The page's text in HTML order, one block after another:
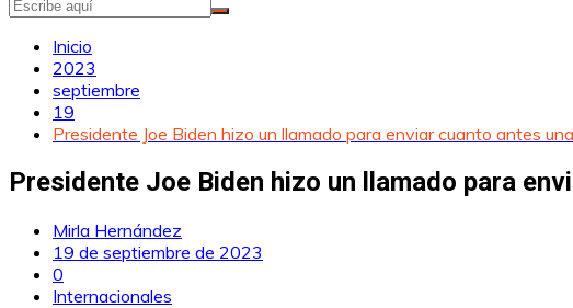
Inicio
2023
septiembre
19
Presidente Joe Biden hizo un llamado para enviar cuanto antes
Presidente Joe Biden hizo un llamado para
Mirla Hernández
19 de septiembre de 2023
0
Internacionales